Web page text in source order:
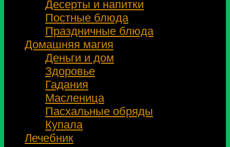
Десерты и напитки
Постные блюда
Праздничные блюда
Домашняя магия
Деньги и дом
Здоровье
Гадания
Масленица
Пасхальные обряды
Купала
Лечебник